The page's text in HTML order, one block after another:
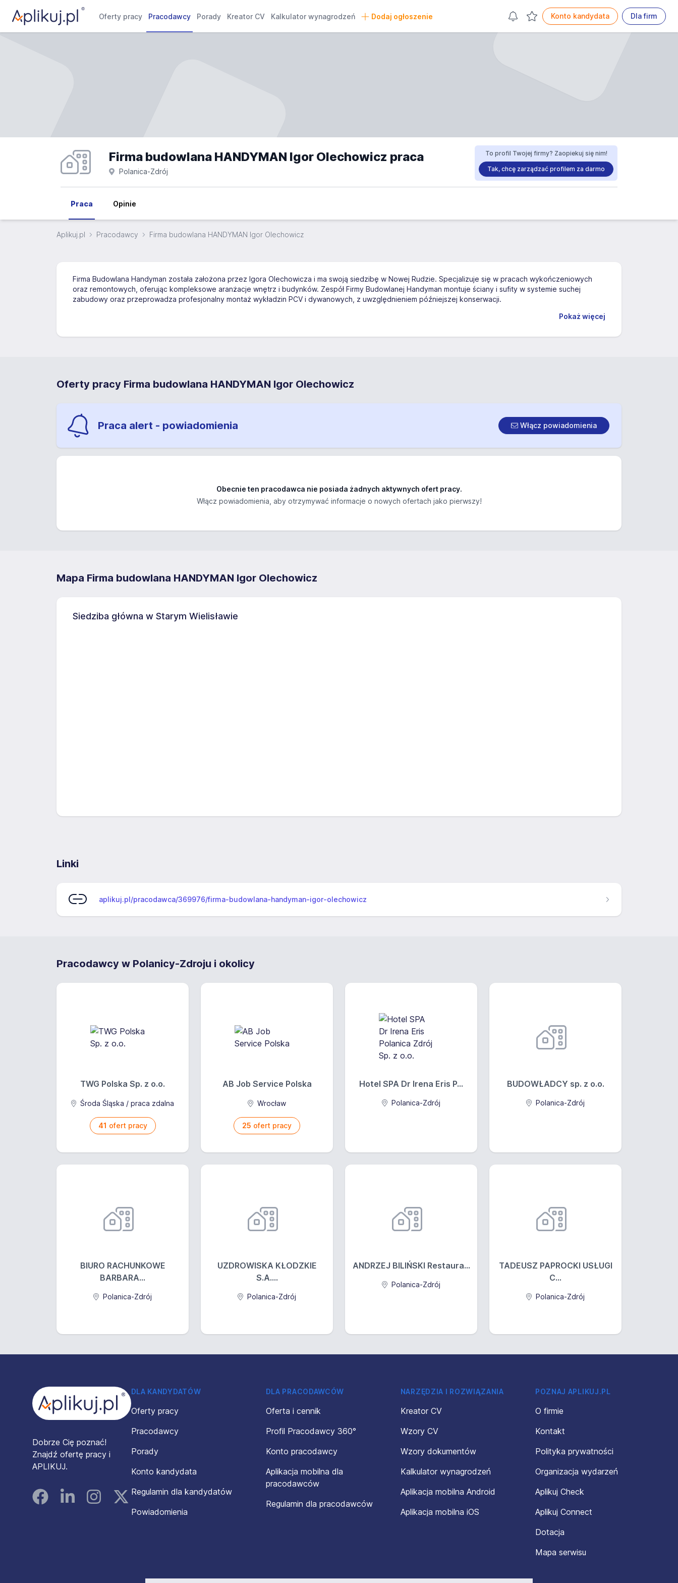
Oferty pracy Pracodawcy Porady Kreator CV Kalkulator wynagrodzeń Dodaj ogłoszenie Konto kandydata Dla firm
Firma budowlana HANDYMAN Igor Olechowicz praca
Polanica-Zdrój
To profil Twojej firmy? Zaopiekuj się nim!
Tak, chcę zarządzać profilem za darmo
Praca Opinie
Aplikuj.pl Pracodawcy Firma budowlana HANDYMAN Igor Olechowicz
Firma Budowlana Handyman została założona przez Igora Olechowicza i ma swoją siedzibę w Nowej Rudzie. Specjalizuje się w pracach wykończeniowych
oraz remontowych, oferując kompleksowe aranżacje wnętrz i budynków. Zespół Firmy Budowlanej Handyman montuje ściany i sufity w systemie suchej
zabudowy oraz przeprowadza profesjonalny montaż wykładzin PCV i dywanowych, z uwzględnieniem późniejszej konserwacji.
Pokaż więcej
Oferty pracy Firma budowlana HANDYMAN Igor Olechowicz
Praca alert - powiadomienia Włącz powiadomienia
Obecnie ten pracodawca nie posiada żadnych aktywnych ofert pracy.
Włącz powiadomienia, aby otrzymywać informacje o nowych ofertach jako pierwszy!
Mapa Firma budowlana HANDYMAN Igor Olechowicz
Siedziba główna w Starym Wielisławie
Linki
aplikuj.pl/pracodawca/369976/firma-budowlana-handyman-igor-olechowicz
Pracodawcy w Polanicy-Zdroju i okolicy
TWG Polska Sp. z o.o.
Środa Śląska / praca zdalna
41 ofert pracy
AB Job Service Polska
Wrocław
25 ofert pracy
Hotel SPA Dr Irena Eris P...
Polanica-Zdrój
BUDOWŁADCY sp. z o.o.
Polanica-Zdrój
BIURO RACHUNKOWE
BARBARA...
Polanica-Zdrój
UZDROWISKA KŁODZKIE
S.A....
Polanica-Zdrój
ANDRZEJ BILIŃSKI Restaura...
Polanica-Zdrój
TADEUSZ PAPROCKI USŁUGI
C...
Polanica-Zdrój
Dobrze Cię poznać!
Znajdź ofertę pracy i
APLIKUJ.
FacebookLinked InInstagramInstagram
DLA KANDYDATÓW
Oferty pracy
Pracodawcy
Porady
Konto kandydata
Regulamin dla kandydatów
Powiadomienia
DLA PRACODAWCÓW
Oferta i cennik
Profil Pracodawcy 360°
Konto pracodawcy
Aplikacja mobilna dla
pracodawców
Regulamin dla pracodawców
NARZĘDZIA I ROZWIĄZANIA
Kreator CV
Wzory CV
Wzory dokumentów
Kalkulator wynagrodzeń
Aplikacja mobilna Android
Aplikacja mobilna iOS
POZNAJ APLIKUJ.PL
O firmie
Kontakt
Polityka prywatności
Organizacja wydarzeń
Aplikuj Check
Aplikuj Connect
Dotacja
Mapa serwisu